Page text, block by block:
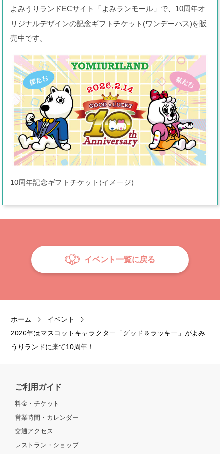
よみうりランドECサイト「よみランモール」で、10周年オ
リジナルデザインの記念ギフトチケット(ワンデーパス)を販
売中です。
10周年記念ギフトチケット(イメージ)
イベント一覧に戻る
ホーム
イベント
2026年はマスコットキャラクター「グッド＆ラッキー」がよみ
うりランドに来て10周年！
ご利用ガイド
料金・チケット
営業時間・カレンダー
交通アクセス
レストラン・ショップ